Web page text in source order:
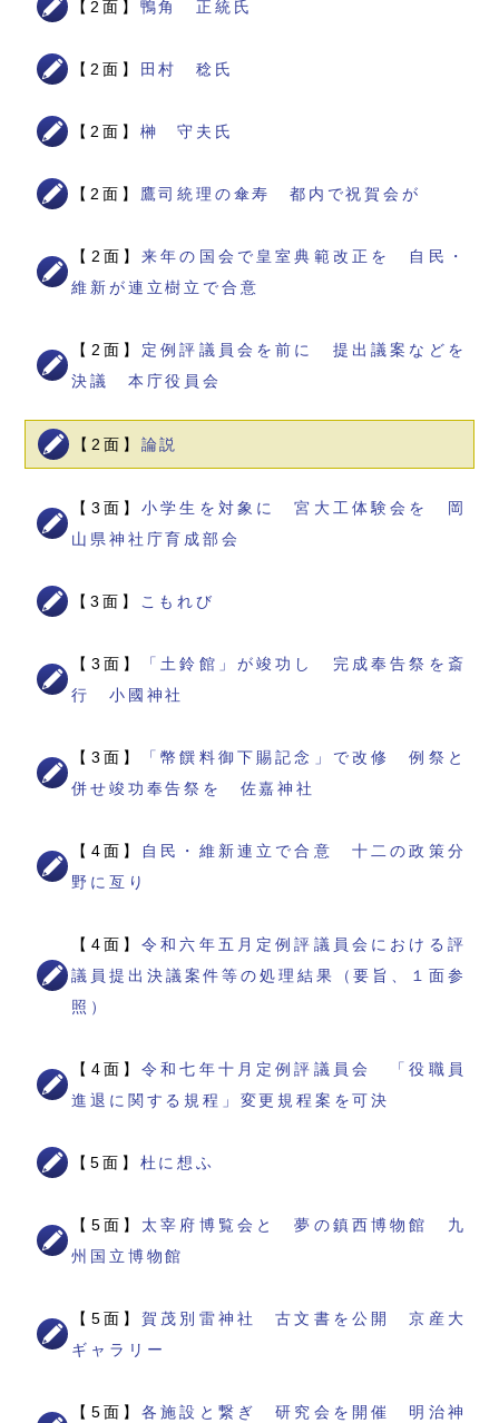
【2面】 鴨角 正統氏
【2面】 田村 稔氏
【2面】 榊 守夫氏
【2面】 鷹司統理の傘寿 都内で祝賀会が
【2面】来年の国会で皇室典範改正を 自民・
維新が連立樹立で合意
【2面】 定例評議員会を前に 提出議案などを
決議 本庁役員会
【2面】 論説
【3面】小学生を対象に 宮大工体験会を 岡
山県神社庁育成部会
【3面】 こもれび
【3面】
「土鈴館」が竣功し 完成奉告祭を斎
行 小國神社
【3面】
「幣饌料御下賜記念」で改修 例祭と
併せ竣功奉告祭を 佐嘉神社
【4面】
自民・維新連立で合意 十二の政策分
野に亙り
【4面】令和六年五月定例評議員会における評
議員提出決議案件等の処理結果（要旨、１面参
照）
【4面】令和七年十月定例評議員会 「役職員
進退に関する規程」変更規程案を可決
【5面】 杜に想ふ
【5面】 太宰府博覧会と 夢の鎮西博物館 九
州国立博物館
【5面】賀茂別雷神社 古文書を公開 京産大
ギャラリー
【5面】各施設と繋ぎ 研究会を開催 明治神